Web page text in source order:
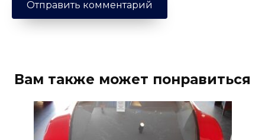
Вам также может понравиться